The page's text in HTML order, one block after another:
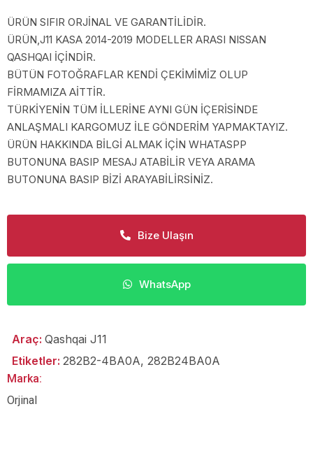
ÜRÜN SIFIR ORJİNAL VE GARANTİLİDİR.
ÜRÜN,J11 KASA 2014-2019 MODELLER ARASI NISSAN
QASHQAI İÇİNDİR.
BÜTÜN FOTOĞRAFLAR KENDİ ÇEKİMİMİZ OLUP
FİRMAMIZA AİTTİR.
TÜRKİYENİN TÜM İLLERİNE AYNI GÜN İÇERİSİNDE
ANLAŞMALI KARGOMUZ İLE GÖNDERİM YAPMAKTAYIZ.
ÜRÜN HAKKINDA BİLGİ ALMAK İÇİN WHATASPP
BUTONUNA BASIP MESAJ ATABİLİR VEYA ARAMA
BUTONUNA BASIP BİZİ ARAYABİLİRSİNİZ.
Bize Ulaşın
WhatsApp
Araç: Qashqai J11
Etiketler: 282B2-4BA0A, 282B24BA0A
Marka:
Orjinal